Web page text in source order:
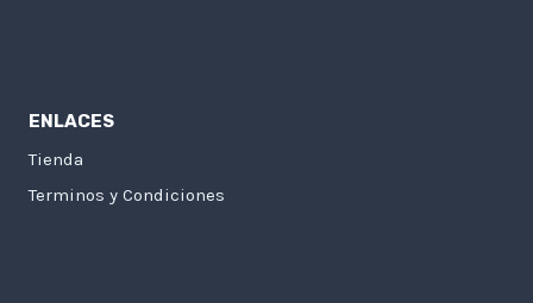
ENLACES
Tienda
Terminos y Condiciones